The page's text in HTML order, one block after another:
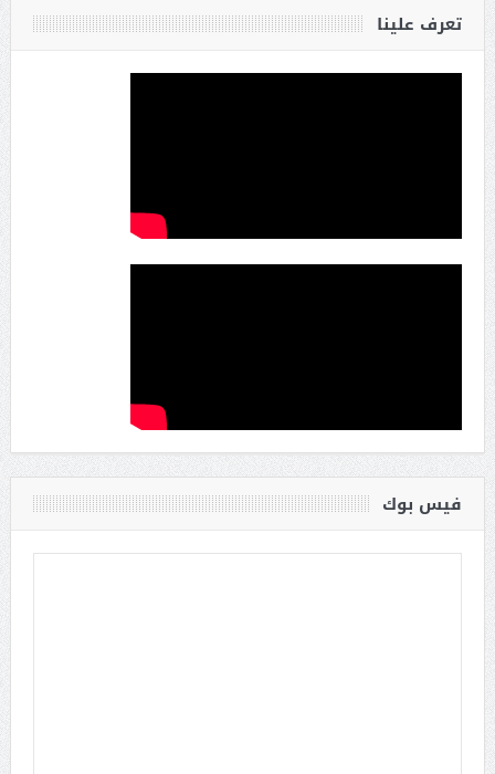
تعرف علينا
فيس بوك